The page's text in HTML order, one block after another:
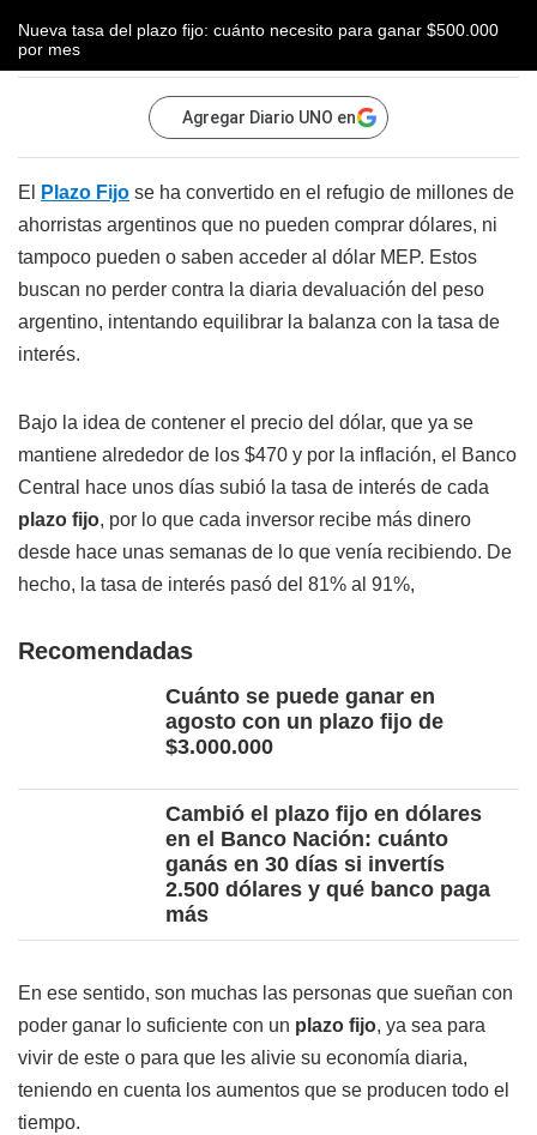
Nueva tasa del plazo fijo: cuánto necesito para ganar $500.000
por mes
Agregar Diario UNO en
El Plazo Fijo se ha convertido en el refugio de millones de
ahorristas argentinos que no pueden comprar dólares, ni
tampoco pueden o saben acceder al dólar MEP. Estos
buscan no perder contra la diaria devaluación del peso
argentino, intentando equilibrar la balanza con la tasa de
interés.
Bajo la idea de contener el precio del dólar, que ya se
mantiene alrededor de los $470 y por la inflación, el Banco
Central hace unos días subió la tasa de interés de cada
plazo fijo, por lo que cada inversor recibe más dinero
desde hace unas semanas de lo que venía recibiendo. De
hecho, la tasa de interés pasó del 81% al 91%,
Recomendadas
Cuánto se puede ganar en
agosto con un plazo fijo de
$3.000.000
Cambió el plazo fijo en dólares
en el Banco Nación: cuánto
ganás en 30 días si invertís
2.500 dólares y qué banco paga
más
En ese sentido, son muchas las personas que sueñan con
poder ganar lo suficiente con un plazo fijo, ya sea para
vivir de este o para que les alivie su economía diaria,
teniendo en cuenta los aumentos que se producen todo el
tiempo.